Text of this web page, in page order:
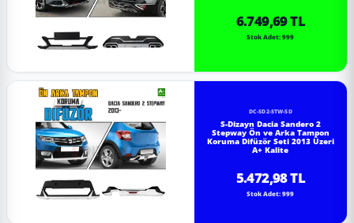
6.749,69 TL
Stok Adet: 999
DC-SD2-STW-SD
S-Dizayn Dacia Sandero 2
Stepway Ön ve Arka Tampon
Koruma Difüzör Seti 2013 Üzeri
A+ Kalite
5.472,98 TL
Stok Adet: 999